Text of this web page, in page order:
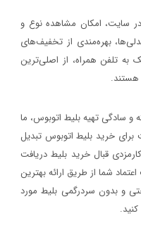
سایت، امکان مشاهده نوع و
بهره‌مندی از تخفیف‌های
به تلفن همراه، از اصلی‌ترین
در کنار پشتیبانی‌ ۲۴ ساعته و سادگی تهیه بلیط اتوبوس، ما
خرید بلیط اتوبوس تبدیل
از شما هیچ کارمزدی قبال خرید بلیط دریافت
شما از طریق ارائه بهترین
و بدون سردرگمی بلیط مورد